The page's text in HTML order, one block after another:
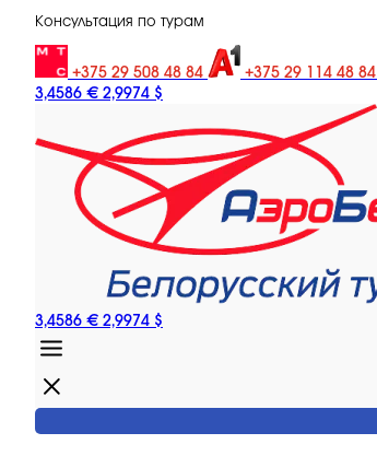
Консультация по турам
+375 29 508 48 84 +375 29 114 48 84
3,4586 € 2,9974 $
3,4586 € 2,9974 $